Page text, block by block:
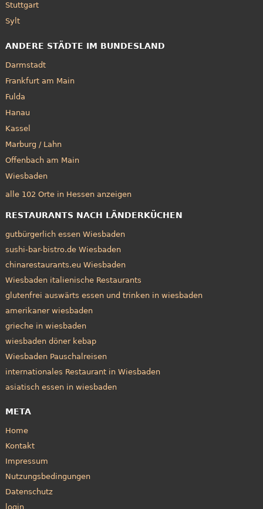
Stuttgart
Sylt
ANDERE STÄDTE IM BUNDESLAND
Darmstadt
Frankfurt am Main
Fulda
Hanau
Kassel
Marburg / Lahn
Offenbach am Main
Wiesbaden
alle 102 Orte in Hessen anzeigen
RESTAURANTS NACH LÄNDERKÜCHEN
gutbürgerlich essen Wiesbaden
sushi-bar-bistro.de Wiesbaden
chinarestaurants.eu Wiesbaden
Wiesbaden italienische Restaurants
glutenfrei auswärts essen und trinken in wiesbaden
amerikaner wiesbaden
grieche in wiesbaden
wiesbaden döner kebap
Wiesbaden Pauschalreisen
internationales Restaurant in Wiesbaden
asiatisch essen in wiesbaden
META
Home
Kontakt
Impressum
Nutzungsbedingungen
Datenschutz
login